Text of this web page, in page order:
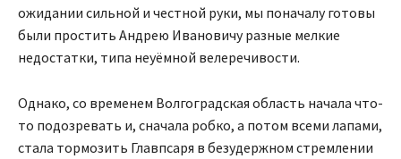
ожидании сильной и честной руки, мы поначалу готовы
были простить Андрею Ивановичу разные мелкие
недостатки, типа неуёмной велеречивости.
Однако, со временем Волгоградская область начала что-
то подозревать и, сначала робко, а потом всеми лапами,
стала тормозить Главпсаря в безудержном стремлении